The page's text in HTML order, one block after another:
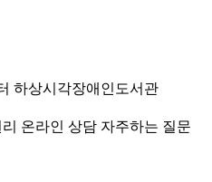
하상시각장애인도서관
온라인 상담 자주하는 질문